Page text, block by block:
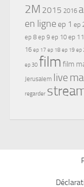
2M 2015 2016
en ligne ep 1 ep
ep 8 ep 9 ep 10 ep 11
16 ep 17 ep 18 ep 19 ep
ep 30 film film
Jerusalem live
regarder